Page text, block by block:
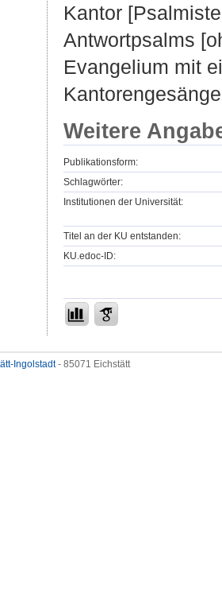
Kantor
Antwortpsalms
Evangelium mit
Weitere
Publikationsform:
Schlagwörter:
Institutionen der Universität:
Titel an der KU entstanden:
KU.edoc-ID:
Ingolstadt- 85071 Eichstätt